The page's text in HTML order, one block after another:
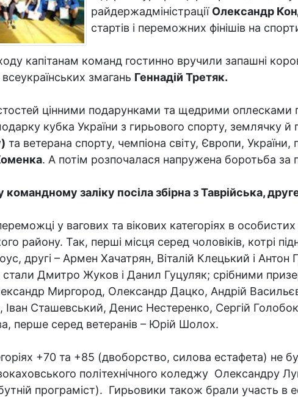
райдержадміністрації Олександр
стартів і переможних фінішів на
капітанам команд гостинно вручили запашні
змагань Геннадій Третяк.
цінними подарунками та щедрими оплесками
кубка України з гирьового спорту, землячку й
та ветерана спорту, чемпіона світу, Європи,
. А потім розпочалася напружена боротьба за
заліку посіла збірна з Таврійська,
у вагових та вікових категоріях в
району. Так, перші місця серед чоловіків, котрі
другі – Армен Хачатрян, Віталій Клецький і
Дмитро Жуков і Данил Гуцуляк; срібними
Миргород, Олександр Дацко, Андрій
Іван Сташевський, Денис Нестеренко, Сергій
перше серед ветеранів – Юрій Шолох.
+70 та +85 (двоборство, силова естафета) не
політехнічного коледжу Олександру
програміст). Гирьовики також брали участь в